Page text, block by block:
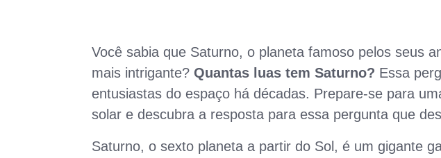
Você sabia que Saturno, o planeta famoso pelos seus
mais intrigante? Quantas luas tem Saturno? Essa
entusiastas do espaço há décadas. Prepare-se para
solar e descubra a resposta para essa pergunta que
Saturno, o sexto planeta a partir do Sol, é um gigante